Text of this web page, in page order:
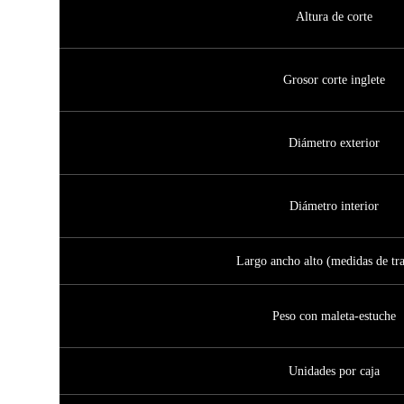
Altura de corte
Grosor corte inglete
Diámetro exterior
Diámetro interior
Largo ancho alto (medidas de
Peso con maleta-estuche
Unidades por caja